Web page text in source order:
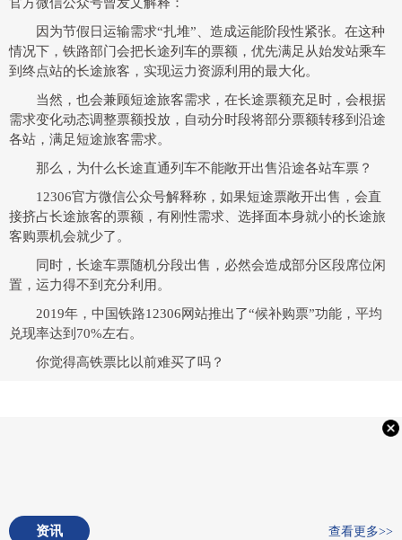
因为节假日运输需求“扎堆”、造成运能阶段性紧张。在这种
情况下，铁路部门会把长途列车的票额，优先满足从始发站乘车
到终点站的长途旅客，实现运力资源利用的最大化。
当然，也会兼顾短途旅客需求，在长途票额充足时，会根据
需求变化动态调整票额投放，自动分时段将部分票额转移到沿途
各站，满足短途旅客需求。
那么，为什么长途直通列车不能敞开出售沿途各站车票？
12306官方微信公众号解释称，如果短途票敞开出售，会直
接挤占长途旅客的票额，有刚性需求、选择面本身就小的长途旅
客购票机会就少了。
同时，长途车票随机分段出售，必然会造成部分区段席位闲
置，运力得不到充分利用。
2019年，中国铁路12306网站推出了“候补购票”功能，平均
兑现率达到70%左右。
你觉得高铁票比以前难买了吗？
资讯 查看更多>>